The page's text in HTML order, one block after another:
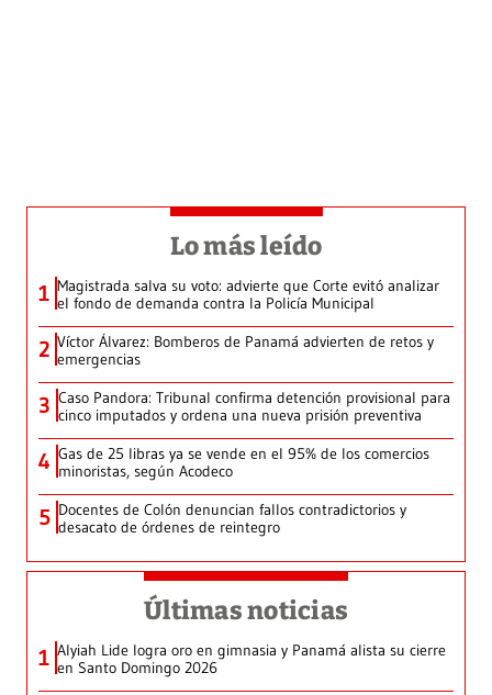
Lo más leído
1 Magistrada salva su voto: advierte que Corte evitó analizar
el fondo de demanda contra la Policía Municipal
2 Víctor Álvarez: Bomberos de Panamá advierten de retos y
emergencias
3 Caso Pandora: Tribunal confirma detención provisional para
cinco imputados y ordena una nueva prisión preventiva
4 Gas de 25 libras ya se vende en el 95% de los comercios
minoristas, según Acodeco
5 Docentes de Colón denuncian fallos contradictorios y
desacato de órdenes de reintegro
Últimas noticias
1 Alyiah Lide logra oro en gimnasia y Panamá alista su cierre
en Santo Domingo 2026